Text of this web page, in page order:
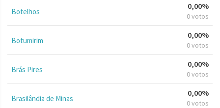
Botelhos
0,00%
0 votos
Botumirim
0,00%
0 votos
Brás Pires
0,00%
0 votos
Brasilândia de Minas
0,00%
0 votos